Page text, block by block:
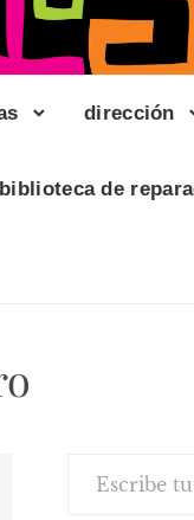
dirección
biblioteca de